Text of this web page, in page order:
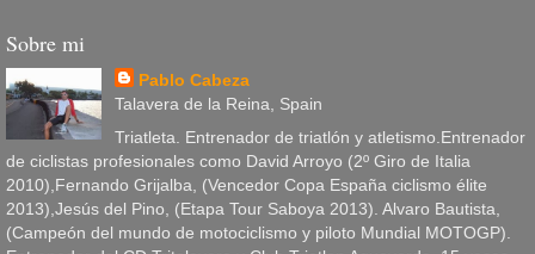
Sobre mi
Pablo Cabeza
Talavera de la Reina, Spain
Triatleta. Entrenador de triatlón y atletismo.Entrenador
de ciclistas profesionales como David Arroyo (2º Giro de Italia
2010),Fernando Grijalba, (Vencedor Copa España ciclismo élite
2013),Jesús del Pino, (Etapa Tour Saboya 2013). Alvaro Bautista,
(Campeón del mundo de motociclismo y piloto Mundial MOTOGP).